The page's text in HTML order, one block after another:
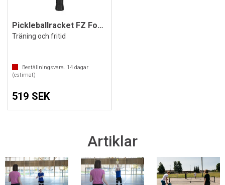
Pickleballracket FZ Forza Furious 1000V2
Träning och fritid
Beställningsvara. 14 dagar
(estimat)
519 SEK
Artiklar